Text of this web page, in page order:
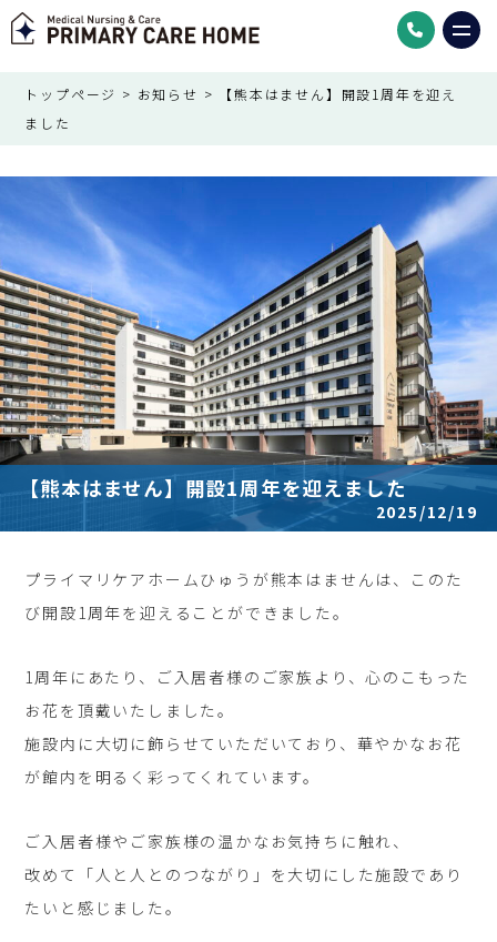
トップページ > お知らせ >
【熊本はません】開設1周年を迎え
ました
【熊本はません】開設1周年を迎えました
2025/12/19
プライマリケアホームひゅうが熊本はませんは、このた
び開設1周年を迎えることができました。
1周年にあたり、ご入居者様のご家族より、心のこもった
お花を頂戴いたしました。
施設内に大切に飾らせていただいており、華やかなお花
が館内を明るく彩ってくれています。
ご入居者様やご家族様の温かなお気持ちに触れ、
改めて「人と人とのつながり」を大切にした施設であり
たいと感じました。